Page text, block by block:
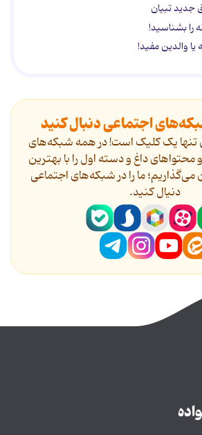
جدید تبیان
را بشناسید!
والدین مفید!
اجتماعی دنبال کنید
تنها یک کلیک است! در همه شبکه‌های
داغ و دسته اول را با بهترین
می‌گذاریم؛ ما را در شبکه‌های اجتماعی
دنیال کنید.